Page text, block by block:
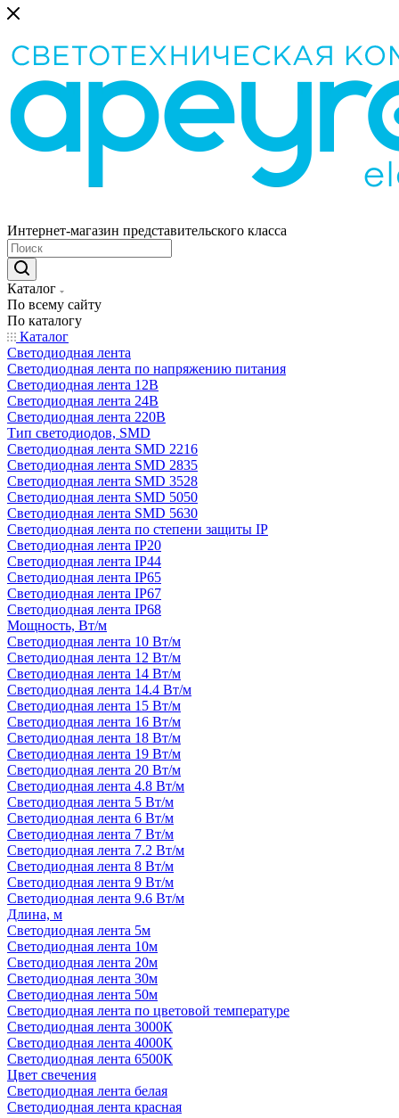
Интернет-магазин представительского класса
Каталог
По всему сайту
По каталогу
Каталог
Светодиодная лента
Светодиодная лента по напряжению питания
Светодиодная лента 12В
Светодиодная лента 24В
Светодиодная лента 220В
Тип светодиодов, SMD
Cветодиодная лента SMD 2216
Светодиодная лента SMD 2835
Светодиодная лента SMD 3528
Светодиодная лента SMD 5050
Светодиодная лента SMD 5630
Светодиодная лента по степени защиты IP
Светодиодная лента IP20
Светодиодная лента IP44
Светодиодная лента IP65
Светодиодная лента IP67
Светодиодная лента IP68
Мощность, Вт/м
Светодиодная лента 10 Вт/м
Светодиодная лента 12 Вт/м
Светодиодная лента 14 Вт/м
Светодиодная лента 14.4 Вт/м
Светодиодная лента 15 Вт/м
Светодиодная лента 16 Вт/м
Светодиодная лента 18 Вт/м
Светодиодная лента 19 Вт/м
Светодиодная лента 20 Вт/м
Светодиодная лента 4.8 Вт/м
Светодиодная лента 5 Вт/м
Светодиодная лента 6 Вт/м
Светодиодная лента 7 Вт/м
Светодиодная лента 7.2 Вт/м
Светодиодная лента 8 Вт/м
Светодиодная лента 9 Вт/м
Светодиодная лента 9.6 Вт/м
Длина, м
Светодиодная лента 5м
Светодиодная лента 10м
Светодиодная лента 20м
Светодиодная лента 30м
Светодиодная лента 50м
Светодиодная лента по цветовой температуре
Светодиодная лента 3000К
Светодиодная лента 4000К
Светодиодная лента 6500К
Цвет свечения
Светодиодная лента белая
Светодиодная лента красная